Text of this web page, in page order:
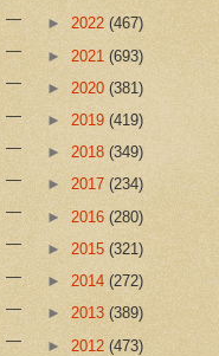
► 2022 (467)
► 2021 (693)
► 2020 (381)
► 2019 (419)
► 2018 (349)
► 2017 (234)
► 2016 (280)
► 2015 (321)
► 2014 (272)
► 2013 (389)
► 2012 (473)